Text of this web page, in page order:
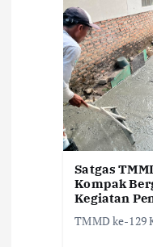
Satgas
Kompak
Kegiatan
TMMD ke-129